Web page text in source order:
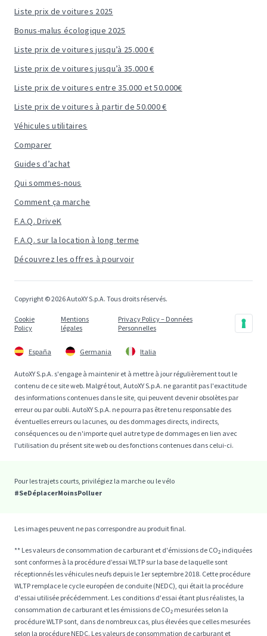
Liste prix de voitures 2025
Bonus-malus écologique 2025
Liste prix de voitures jusqu’à 25.000 €
Liste prix de voitures jusqu’à 35.000 €
Liste prix de voitures entre 35.000 et 50.000€
Liste prix de voitures à partir de 50.000 €
Véhicules utilitaires
Comparer
Guides d’achat
Qui sommes-nous
Comment ça marche
F.A.Q. DriveK
F.A.Q. sur la location à long terme
Découvrez les offres à pourvoir
Copyright © 2026 AutoXY S.p.A. Tous droits réservés.
Cookie
Policy
Mentions
légales
Privacy Policy – Données
Personnelles
España Germania Italia
AutoXY S.p.A. s'engage à maintenir et à mettre à jour régulièrement tout le
contenu de ce site web. Malgré tout, AutoXY S.p.A. ne garantit pas l'exactitude
des informations contenues dans le site, qui peuvent devenir obsolètes par
erreur ou par oubli. AutoXY S.p.A. ne pourra pas être tenu responsable des
éventuelles erreurs ou lacunes, ou des dommages directs, indirects,
conséquences ou de n'importe quel autre type de dommages en lien avec
l'utilisation du présent site web ou des fonctions contenues dans celui-ci.
Pour les trajets courts, privilégiez la marche ou le vélo
#SeDéplacerMoinsPolluer
Les images peuvent ne pas correspondre au produit final.
** Les valeurs de consommation de carburant et d'émissions de CO₂ indiquées
sont conformes à la procédure d’essai WLTP sur la base de laquelle sont
réceptionnés les véhicules neufs depuis le 1er septembre 2018. Cette procédure
WLTP remplace le cycle européen de conduite (NEDC), qui était la procédure
d'essai utilisée précédemment. Les conditions d'essai étant plus réalistes, la
consommation de carburant et les émissions de CO₂ mesurées selon la
procédure WLTP sont, dans de nombreux cas, plus élevées que celles mesurées
selon la procédure NEDC. Les valeurs de consommation de carburant et